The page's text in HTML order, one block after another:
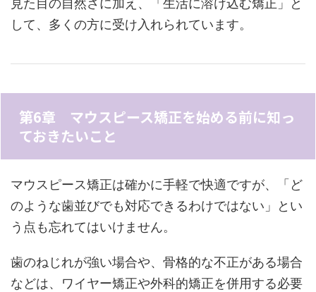
見た目の自然さに加え、「生活に溶け込む矯正」と
して、多くの方に受け入れられています。
第6章 マウスピース矯正を始める前に知っ
ておきたいこと
マウスピース矯正は確かに手軽で快適ですが、「ど
のような歯並びでも対応できるわけではない」とい
う点も忘れてはいけません。
歯のねじれが強い場合や、骨格的な不正がある場合
などは、ワイヤー矯正や外科的矯正を併用する必要